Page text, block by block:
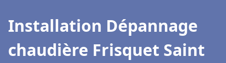
Installation Dépannage
chaudière Frisquet Saint